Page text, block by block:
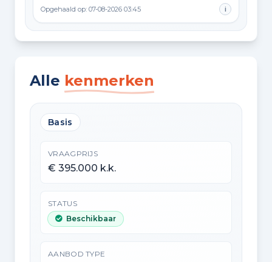
Opgehaald op: 07-08-2026 03:45 i
Alle kenmerken
Basis
VRAAGPRIJS
€ 395.000 k.k.
STATUS
Beschikbaar
AANBOD TYPE